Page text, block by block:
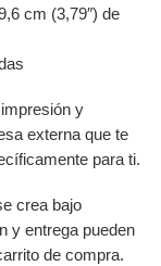
cm (3,79″) de
y
externa que te
para ti.
crea bajo
y entrega pueden
de compra.